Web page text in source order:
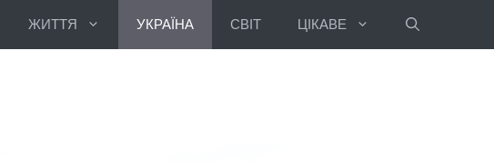
ЖИТТЯ УКРАЇНА СВІТ ЦІКАВЕ